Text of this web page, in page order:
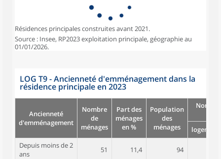
Résidences principales construites avant 2021.
Source : Insee, RP2023 exploitation principale, géographie au
01/01/2026.
LOG T9 - Ancienneté d'emménagement dans la
résidence principale en 2023
Ancienneté
d'emménagement
Nombre
de
ménages
Part des
ménages
en %
Population
des
ménages
logement
Depuis moins de 2
ans
51 11,4 94